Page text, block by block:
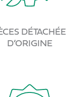
D’ORIGINE